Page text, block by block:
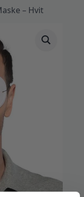
– Hvit